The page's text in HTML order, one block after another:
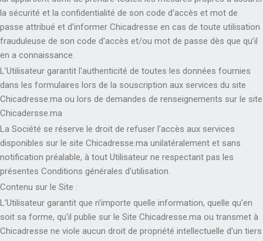
la sécurité et la confidentialité de son code d'accès et mot de
passe attribué et d’informer Chicadresse en cas de toute utilisation
frauduleuse de son code d'accès et/ou mot de passe dès que qu’il
en a connaissance.
L’Utilisateur garantit l'authenticité de toutes les données fournies
dans les formulaires lors de la souscription aux services du site
Chicadresse.ma ou lors de demandes de renseignements sur le site
Chicadersse.ma
La Société se réserve le droit de refuser l'accès aux services
disponibles sur le site Chicadresse.ma unilatéralement et sans
notification préalable, à tout Utilisateur ne respectant pas les
présentes Conditions générales d'utilisation.
Contenu sur le Site :
L'Utilisateur garantit que n'importe quelle information, quelle qu'en
soit sa forme, qu'il publie sur le Site Chicadresse.ma ou transmet à
Chicadresse ne viole aucun droit de propriété intellectuelle d'un tiers